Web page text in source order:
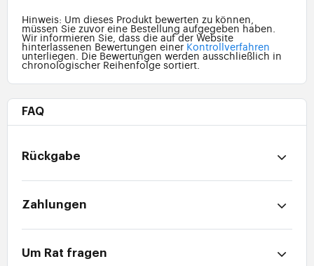
Hinweis: Um dieses Produkt bewerten zu können,
müssen Sie zuvor eine Bestellung aufgegeben haben.
Wir informieren Sie, dass die auf der Website
hinterlassenen Bewertungen einer Kontrollverfahren
unterliegen. Die Bewertungen werden ausschließlich in
chronologischer Reihenfolge sortiert.
FAQ
Rückgabe
Zahlungen
Um Rat fragen